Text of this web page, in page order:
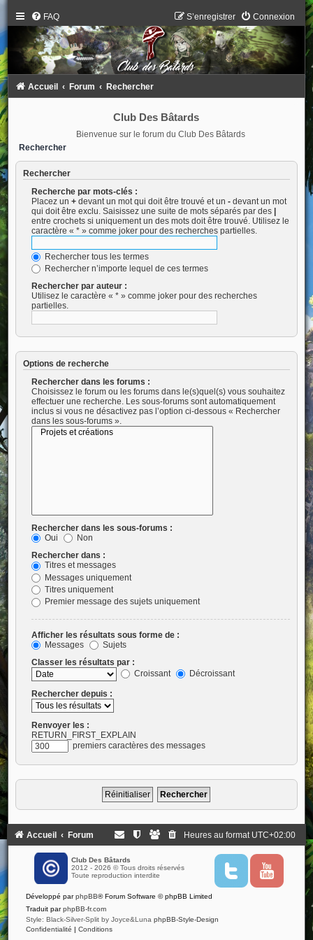
FAQ Connexion
S’enregistrer
Accueil Forum Rechercher
Club Des Bâtards
Bienvenue sur le forum du Club Des Bâtards
Rechercher
Rechercher
Recherche par mots-clés :
Placez un +devant un mot qui doit être trouvé et un -devant un mot
qui doit être exclu. Saisissez une suite de mots séparés par des |
entre crochets si uniquement un des mots doit être trouvé. Utilisez le
caractère « * » comme joker pour des recherches partielles.
Rechercher tous les termes
Rechercher n’importe lequel de ces termes
Rechercher par auteur :
Utilisez le caractère « * » comme joker pour des recherches
partielles.
Options de recherche
Rechercher dans les forums :
Choisissez le forum ou les forums dans le(s)quel(s) vous souhaitez
effectuer une recherche. Les sous-forums sont automatiquement
inclus si vous ne désactivez pas l’option ci-dessous « Rechercher
dans les sous-forums ».
Rechercher dans les sous-forums :
Oui
Non
Rechercher dans :
Titres et messages
Messages uniquement
Titres uniquement
Premier message des sujets uniquement
Afficher les résultats sous forme de :
Messages
Sujets
Classer les résultats par :
Croissant
Décroissant
Rechercher depuis :
Renvoyer les :
RETURN_FIRST_EXPLAIN
premiers caractères des messages
Accueil Forum Heures au format UTC+02:00
Club Des Bâtards
2012 - 2026 © Tous droits réservés
Toute reproduction interdite
T
i
Y
u
Développé parphpBB® Forum Software © phpBB Limited
Traduit parphpBB-fr.com
Style: Black-Silver-Split by Joyce&Luna phpBB-Style-Design
Confidentialité | Conditions